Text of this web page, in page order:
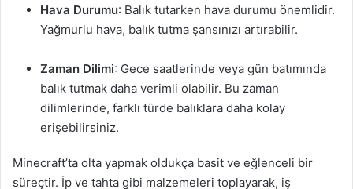
Hava Durumu: Balık tutarken hava durumu önemlidir.
Yağmurlu hava, balık tutma şansınızı artırabilir.
Zaman Dilimi: Gece saatlerinde veya gün batımında
balık tutmak daha verimli olabilir. Bu zaman
dilimlerinde, farklı türde balıklara daha kolay
erişebilirsiniz.
Minecraft’ta olta yapmak oldukça basit ve eğlenceli bir
süreçtir. İp ve tahta gibi malzemeleri toplayarak, iş